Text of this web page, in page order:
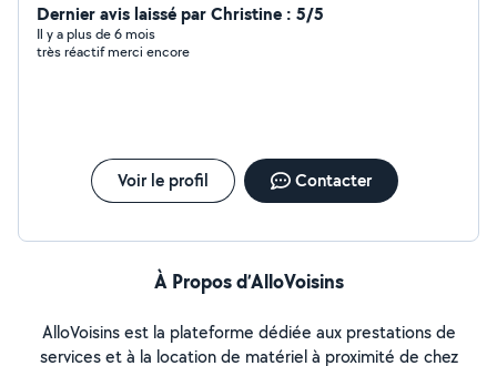
Dernier avis laissé par Christine : 5/5
Il y a plus de 6 mois
très réactif merci encore
Voir le profil Contacter
À Propos d’AlloVoisins
AlloVoisins est la plateforme dédiée aux prestations de
services et à la location de matériel à proximité de chez